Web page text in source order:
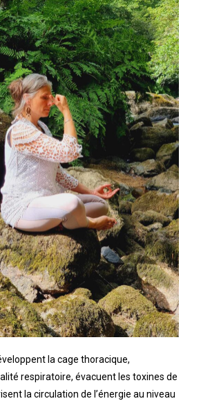
la cage thoracique,
respiratoire, évacuent les toxines de
la circulation de l’énergie au niveau